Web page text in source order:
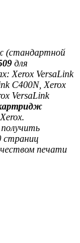
(стандартной
для
Xerox VersaLink
C400N, Xerox
VersaLink
страниц
печати